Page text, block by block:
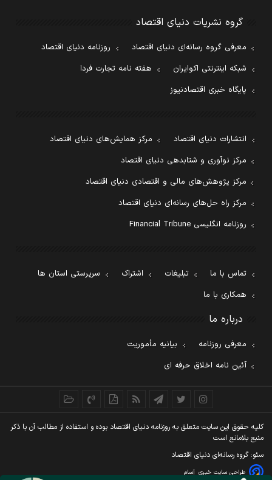
گروه نشریات دنیای اقتصاد
معرفی گروه رسانه‌ای دنیای اقتصاد
روزنامه دنیای اقتصاد
شبکه اینترنتی اکوایران
هفته نامه تجارت فردا
پایگاه خبری اقتصادنیوز
انتشارات دنیای اقتصاد
مرکز همایش‌های دنیای اقتصاد
مرکز نوآوری و شتابدهی دنیای اقتصاد
مرکز پژوهش‌های مالی و اقتصادی دنیای اقتصاد
مرکز راه حل‌های رسانه‌ای دنیای اقتصاد
روزنامه انگلیسی Financial Tribune
تماس با ما تبلیغات اشتراک
سرپرستی استان ها
همکاری با ما
درباره ما
معرفی روزنامه
بیانیه مأموریت
آئین نامه اخلاق حرفه ای
کليه حقوق اين سايت متعلق به روزنامه دنيای اقتصاد بوده و استفاده از مطالب آن با ذکر
منبع بلامانع است
سئو: گروه رسانه‌ای دنیای اقتصاد
طراحی سایت خبری آسام